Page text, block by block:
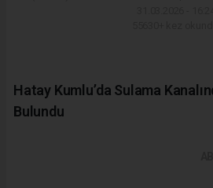
Hatay Kumlu’da Sulama
Bulundu